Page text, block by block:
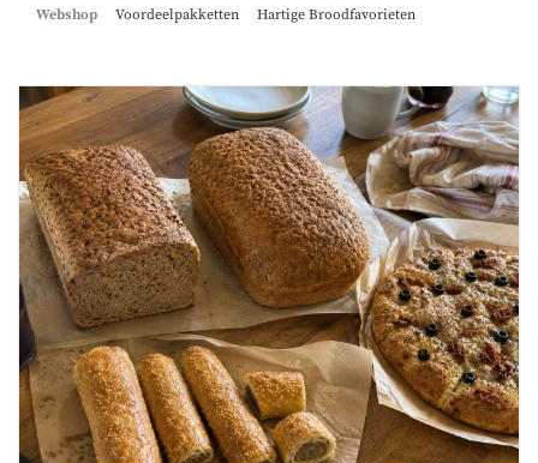
Webshop Voordeelpakketten Hartige Broodfavorieten